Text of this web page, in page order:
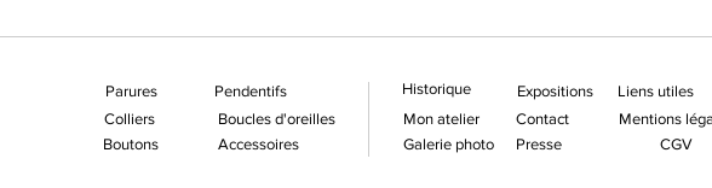
Parures
Colliers
Boutons
Pendentifs
Boucles d'oreilles
Accessoires
Historique
Mon atelier
Galerie photo
Expositions
Contact
Presse
Liens utiles
Mentions
CGV